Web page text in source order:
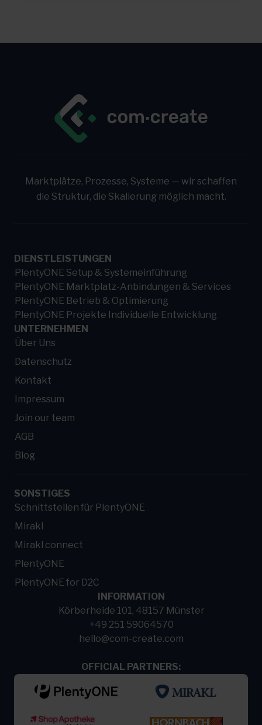
Marktplätze, Prozesse, Systeme — wir schaffen
die Struktur, die Skalierung möglich macht.
DIENSTLEISTUNGEN
PlentyONE Setup & Systemeinführung
PlentyONE Marktplatz-Anbindungen & Services
PlentyONE Betrieb & Optimierung
PlentyONE Projekte Individuelle Entwicklung
UNTERNEHMEN
Über Uns
Datenschutz
Kontakt
Impressum
Join our team
AGB
Blog
SONSTIGES
Schnittstellen für PlentyONE
Mirakl
Mirakl connect
PlentyONE
PlentyONE for D2C
INFORMATION
Körberheide 101, 48157 Münster
+49 251 59064570
hello@com-create.com
OFFICIAL PARTNERS: